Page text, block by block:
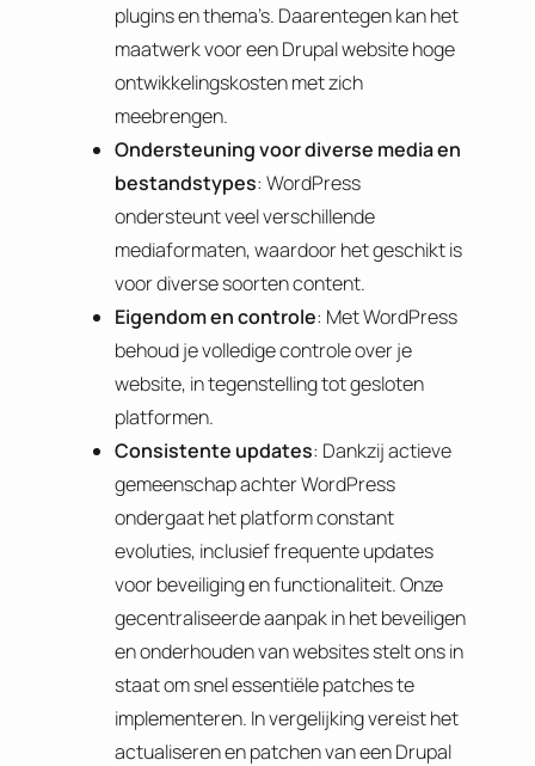
plugins en thema’s. Daarentegen kan het
maatwerk voor een Drupal website hoge
ontwikkelingskosten met zich
meebrengen.
Ondersteuning voor diverse media en
bestandstypes: WordPress
ondersteunt veel verschillende
mediaformaten, waardoor het geschikt is
voor diverse soorten content.
Eigendom en controle: Met WordPress
behoud je volledige controle over je
website, in tegenstelling tot gesloten
platformen.
Consistente updates: Dankzij actieve
gemeenschap achter WordPress
ondergaat het platform constant
evoluties, inclusief frequente updates
voor beveiliging en functionaliteit. Onze
gecentraliseerde aanpak in het beveiligen
en onderhouden van websites stelt ons in
staat om snel essentiële patches te
implementeren. In vergelijking vereist het
actualiseren en patchen van een Drupal